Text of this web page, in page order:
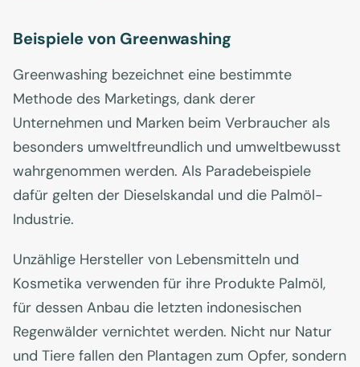
Beispiele von Greenwashing
Greenwashing bezeichnet eine bestimmte
Methode des Marketings, dank derer
Unternehmen und Marken beim Verbraucher als
besonders umweltfreundlich und umweltbewusst
wahrgenommen werden. Als Paradebeispiele
dafür gelten der Dieselskandal und die Palmöl-
Industrie.
Unzählige Hersteller von Lebensmitteln und
Kosmetika verwenden für ihre Produkte Palmöl,
für dessen Anbau die letzten indonesischen
Regenwälder vernichtet werden. Nicht nur Natur
und Tiere fallen den Plantagen zum Opfer, sondern